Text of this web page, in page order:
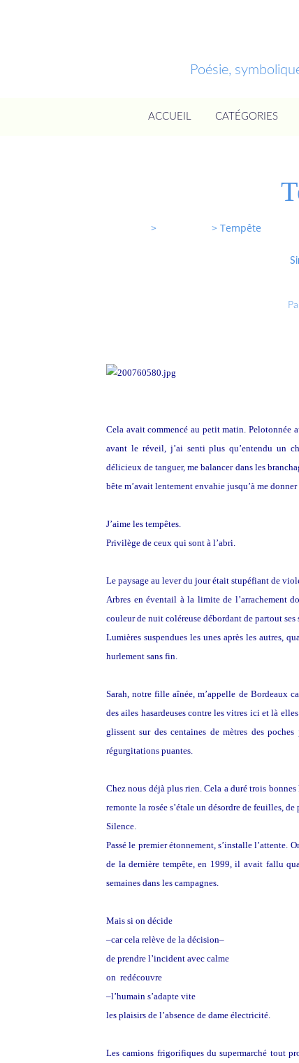
Poésie,
ACCUEIL CATÉGORIES
> > Tempête
Cela avait commencé au petit matin. Pelotonnée
avant le réveil, j’ai senti plus qu’entendu un
délicieux de tanguer, me balancer dans les
bête m’avait lentement envahie jusqu’à me
J’aime les tempêtes.
Privilège de ceux qui sont à l’abri.
Le paysage au lever du jour était stupéfiant de
Arbres en éventail à la limite de l’arrachement
couleur de nuit coléreuse débordant de partout ses
Lumières suspendues les unes après les autres,
hurlement sans fin.
Sarah, notre fille aînée, m’appelle de Bordeaux
des ailes hasardeuses contre les vitres ici et là
glissent sur des centaines de mètres des
régurgitations puantes.
Chez nous déjà plus rien. Cela a duré trois bonnes
remonte la rosée s’étale un désordre de feuilles,
Silence.
Passé le premier étonnement, s’installe l’attente.
de la dernière tempête, en 1999, il avait fallu
semaines dans les campagnes.
Mais si on décide
–car cela relève de la décision–
de prendre l’incident avec calme
on redécouvre
–l’humain s’adapte vite
les plaisirs de l’absence de dame électricité.
Les camions frigorifiques du supermarché tout